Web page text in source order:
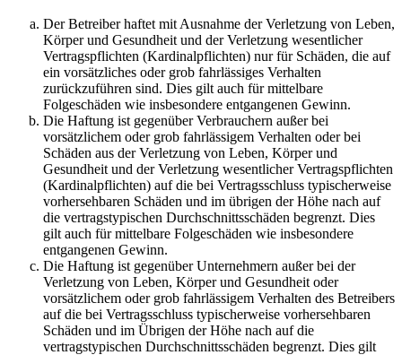
Der Betreiber haftet mit Ausnahme der Verletzung von Leben,
Körper und Gesundheit und der Verletzung wesentlicher
Vertragspflichten (Kardinalpflichten) nur für Schäden, die auf
ein vorsätzliches oder grob fahrlässiges Verhalten
zurückzuführen sind. Dies gilt auch für mittelbare
Folgeschäden wie insbesondere entgangenen Gewinn.
Die Haftung ist gegenüber Verbrauchern außer bei
vorsätzlichem oder grob fahrlässigem Verhalten oder bei
Schäden aus der Verletzung von Leben, Körper und
Gesundheit und der Verletzung wesentlicher Vertragspflichten
(Kardinalpflichten) auf die bei Vertragsschluss typischerweise
vorhersehbaren Schäden und im übrigen der Höhe nach auf
die vertragstypischen Durchschnittsschäden begrenzt. Dies
gilt auch für mittelbare Folgeschäden wie insbesondere
entgangenen Gewinn.
Die Haftung ist gegenüber Unternehmern außer bei der
Verletzung von Leben, Körper und Gesundheit oder
vorsätzlichem oder grob fahrlässigem Verhalten des Betreibers
auf die bei Vertragsschluss typischerweise vorhersehbaren
Schäden und im Übrigen der Höhe nach auf die
vertragstypischen Durchschnittsschäden begrenzt. Dies gilt